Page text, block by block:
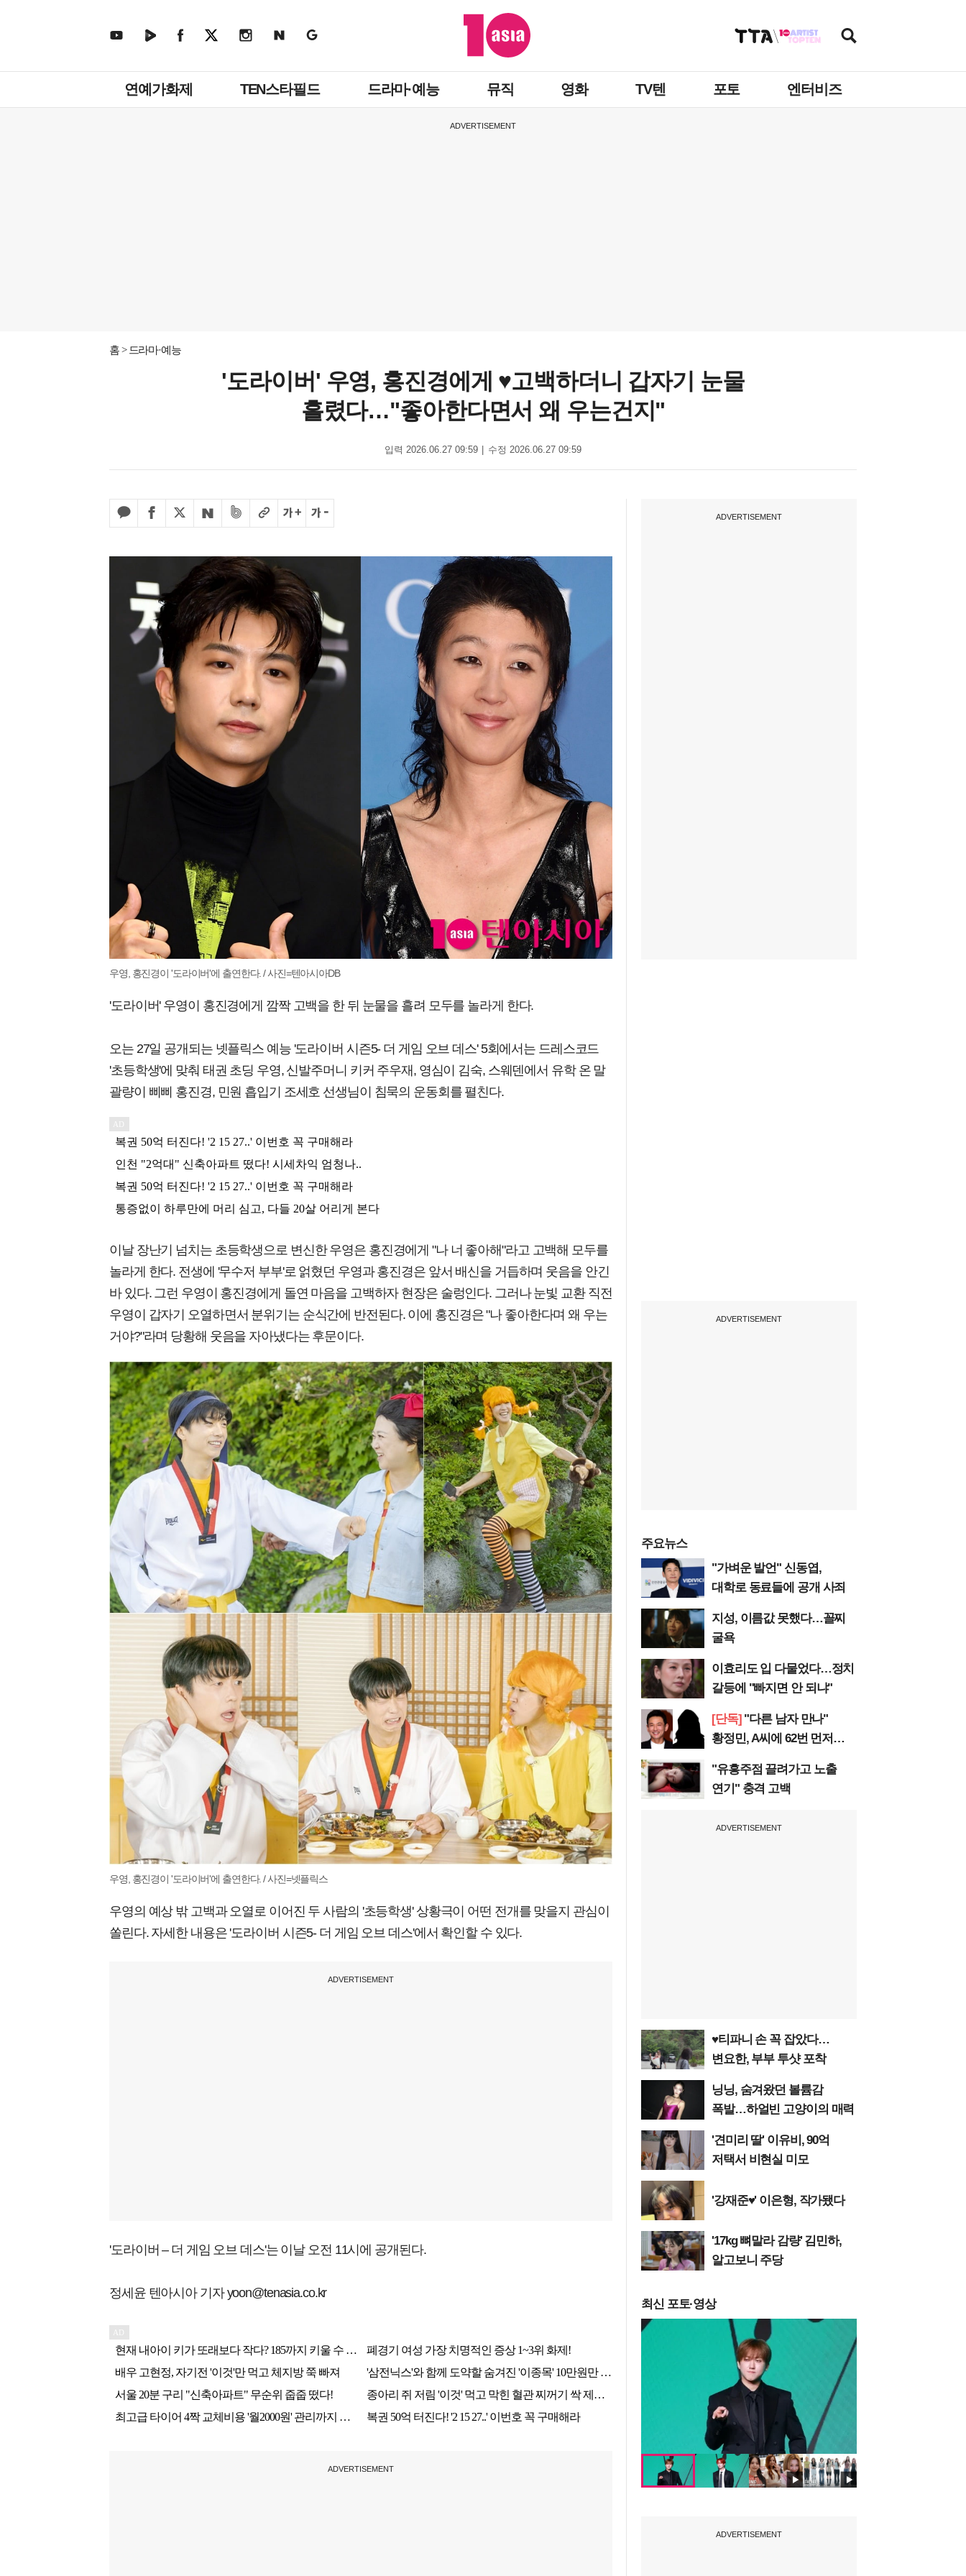
뉴
연예가화제 TEN스타필드 드라마·예능 뮤직 영화 TV텐 포토 엔터비즈
ADVERTISEMENT
홈 드라마·예능
'도라이버' 우영, 홍진경에게 ♥고백하더니 갑자기 눈물
흘렸다…"좋아한다면서 왜 우는건지"
입력 2026.06.27 09:59 수정 2026.06.27 09:59
우영, 홍진경이 '도라이버'에 출연한다. / 사진=텐아시아DB
'도라이버' 우영이 홍진경에게 깜짝 고백을 한 뒤 눈물을 흘려 모두를 놀라게 한다.
오는 27일 공개되는 넷플릭스 예능 '도라이버 시즌5- 더 게임 오브 데스' 5회에서는 드레스코드
'초등학생'에 맞춰 태권 초딩 우영, 신발주머니 키커 주우재, 영심이 김숙, 스웨덴에서 유학 온 말
괄량이 삐삐 홍진경, 민원 흡입기 조세호 선생님이 침묵의 운동회를 펼친다.
이날 장난기 넘치는 초등학생으로 변신한 우영은 홍진경에게 "나 너 좋아해"라고 고백해 모두를
놀라게 한다. 전생에 '무수저 부부'로 얽혔던 우영과 홍진경은 앞서 배신을 거듭하며 웃음을 안긴
바 있다. 그런 우영이 홍진경에게 돌연 마음을 고백하자 현장은 술렁인다. 그러나 눈빛 교환 직전
우영이 갑자기 오열하면서 분위기는 순식간에 반전된다. 이에 홍진경은 "나 좋아한다며 왜 우는
거야?"라며 당황해 웃음을 자아냈다는 후문이다.
우영, 홍진경이 '도라이버'에 출연한다. / 사진=넷플릭스
우영의 예상 밖 고백과 오열로 이어진 두 사람의 '초등학생' 상황극이 어떤 전개를 맞을지 관심이
쏠린다. 자세한 내용은 '도라이버 시즌5- 더 게임 오브 데스'에서 확인할 수 있다.
ADVERTISEMENT
'도라이버 – 더 게임 오브 데스'는 이날 오전 11시에 공개된다.
정세윤 텐아시아 기자 yoon@tenasia.co.kr
ADVERTISEMENT
ADVERTISEMENT
ADVERTISEMENT
주요뉴스
"가벼운 발언" 신동엽,
대학로 동료들에 공개 사죄
지성, 이름값 못했다…꼴찌
굴욕
이효리도 입 다물었다…정치
갈등에 "빠지면 안 되냐"
[단독]"다른 남자 만나"
황정민, A씨에 62번 먼저
"유흥주점 끌려가고 노출
연기" 충격 고백
ADVERTISEMENT
♥티파니 손 꼭 잡았다…
변요한, 부부 투샷 포착
닝닝, 숨겨왔던 볼륨감
폭발…하얼빈 고양이의 매력
'견미리 딸' 이유비, 90억
저택서 비현실 미모
'강재준♥' 이은형, 작가됐다
'17kg 뼈말라 감량' 김민하,
알고보니 주당
최신 포토·영상
ADVERTISEMENT